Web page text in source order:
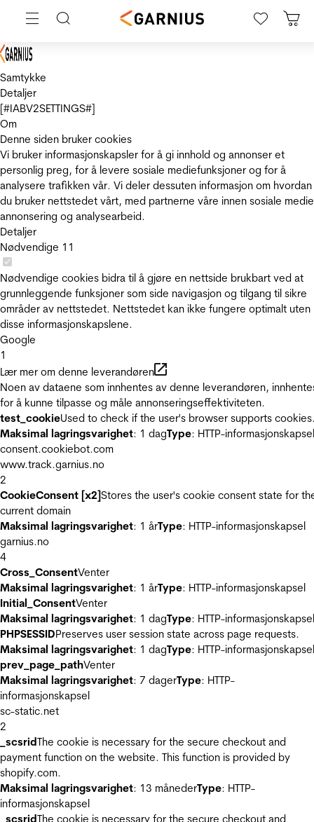
Samtykke
Detaljer
[#IABV2SETTINGS#]
Om
Denne siden bruker cookies
Vi bruker informasjonskapsler for å gi innhold og annonser et
personlig preg, for å levere sosiale mediefunksjoner og for å
analysere trafikken vår. Vi deler dessuten informasjon om hvordan
du bruker nettstedet vårt, med partnerne våre innen sosiale
annonsering og analysearbeid.
Detaljer
Nødvendige 11
Nødvendige cookies bidra til å gjøre en nettside brukbart ved at
grunnleggende funksjoner som side navigasjon og tilgang til sikre
områder av nettstedet. Nettstedet kan ikke fungere optimalt uten
disse informasjonskapslene.
Google
1
Lær mer om denne leverandøren
Noen av dataene som innhentes av denne leverandøren,
for å kunne tilpasse og måle annonseringseffektiviteten.
test_cookieUsed to check if the user's browser supports
Maksimal lagringsvarighet: 1 dagType: HTTP-informasjonskapsel
consent.cookiebot.com
www.track.garnius.no
2
CookieConsent [x2]Stores the user's cookie consent state for
current domain
Maksimal lagringsvarighet: 1 årType: HTTP-informasjonskapsel
garnius.no
4
Cross_ConsentVenter
Maksimal lagringsvarighet: 1 årType: HTTP-informasjonskapsel
Initial_ConsentVenter
Maksimal lagringsvarighet: 1 dagType: HTTP-informasjonskapsel
PHPSESSIDPreserves user session state across page requests.
Maksimal lagringsvarighet: 1 dagType: HTTP-informasjonskapsel
prev_page_pathVenter
Maksimal lagringsvarighet: 7 dagerType: HTTP-
informasjonskapsel
sc-static.net
2
_scsridThe cookie is necessary for the secure checkout and
payment function on the website. This function is provided by
shopify.com.
Maksimal lagringsvarighet: 13 månederType: HTTP-
informasjonskapsel
_scsridThe cookie is necessary for the secure checkout and